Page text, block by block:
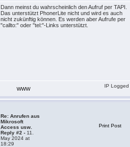
Dann meinst du wahrscheinlich den Aufruf per TAPI.
Das unterstützt PhonerLite nicht und wird es auch
nicht zukünftig können. Es werden aber Aufrufe per
"callto:" oder "tel:"-Links unterstützt.
WWW
IP Logged
Re: Anrufen aus
Mikrosoft
Access usw.
Reply #2 - 11.
May 2024 at
18:29
Print Post